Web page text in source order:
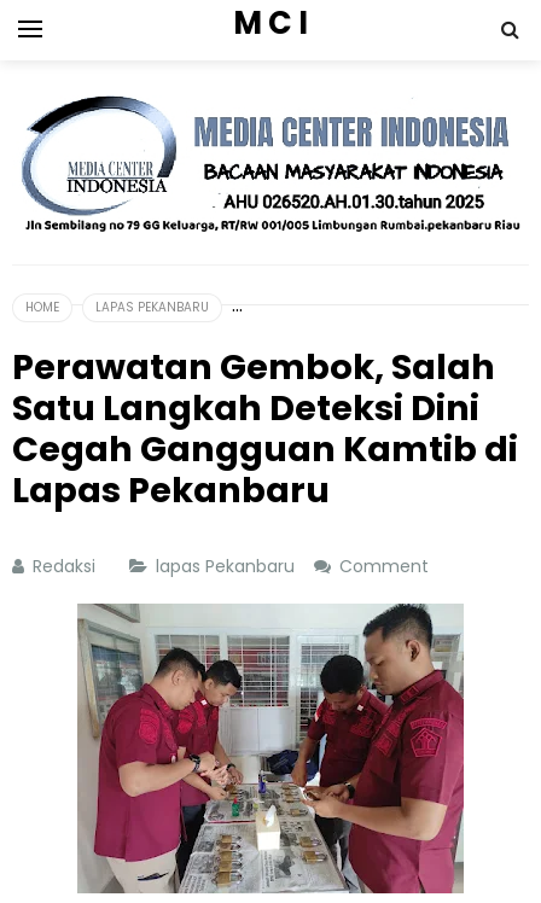
M C I
HOME LAPAS PEKANBARU
Perawatan Gembok, Salah
Satu Langkah Deteksi Dini
Cegah Gangguan Kamtib di
Lapas Pekanbaru
Redaksi lapas Pekanbaru Comment